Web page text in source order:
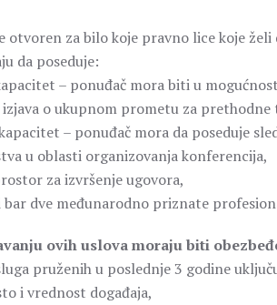
otvoren za bilo koje pravno lice koje
da poseduje:
– ponuđač mora biti u
izjava o ukupnom prometu za
– ponuđač mora da poseduje
u oblasti organizovanja konferencija,
za izvršenje ugovora,
dve međunarodno priznate
ovih uslova moraju biti
pruženih u poslednje 3 godine
i vrednost događaja,